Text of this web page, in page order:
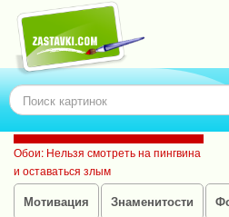
Обои: Нельзя смотреть на пингвина
и оставаться злым
Мотивация Знаменитости